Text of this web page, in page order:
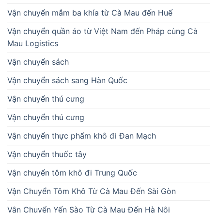
Vận chuyển mắm ba khía từ Cà Mau đến Huế
Vận chuyển quần áo từ Việt Nam đến Pháp cùng Cà
Mau Logistics
Vận chuyển sách
Vận chuyển sách sang Hàn Quốc
Vận chuyển thú cưng
Vận chuyển thú cưng
Vận chuyển thực phẩm khô đi Đan Mạch
Vận chuyển thuốc tây
Vận chuyển tôm khô đi Trung Quốc
Vận Chuyển Tôm Khô Từ Cà Mau Đến Sài Gòn
Vận Chuyển Yến Sào Từ Cà Mau Đến Hà Nội